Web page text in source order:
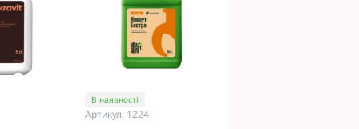
В наявності
Артикул: 1224